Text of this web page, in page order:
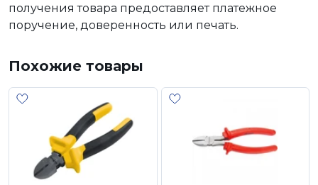
получения товара предоставляет платежное
поручение, доверенность или печать.
Похожие товары